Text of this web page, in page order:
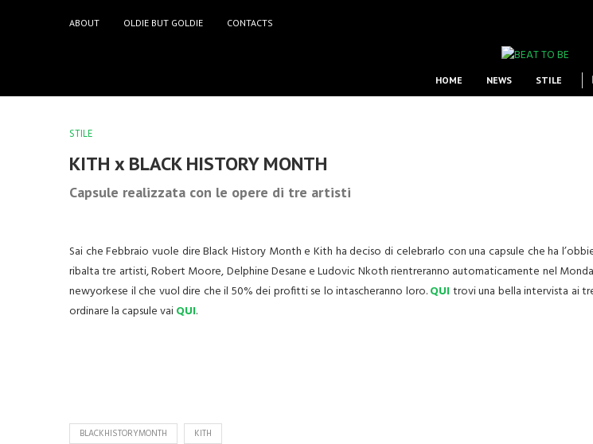
ABOUT OLDIE BUT GOLDIE CONTACTS
HOME NEWS STILE
STILE
KITH x BLACK HISTORY MONTH
Capsule realizzata con le opere di tre artisti
Sai che Febbraio vuole dire Black History Month e Kith ha deciso di celebrarlo con una capsule che ha
ribalta tre artisti, Robert Moore, Delphine Desane e Ludovic Nkoth rientreranno automaticamente nel
newyorkese il che vuol dire che il 50% dei profitti se lo intascheranno loro.QUItrovi una bella intervista ai
ordinare la capsule vaiQUI.
BLACKHISTORYMONTH KITH